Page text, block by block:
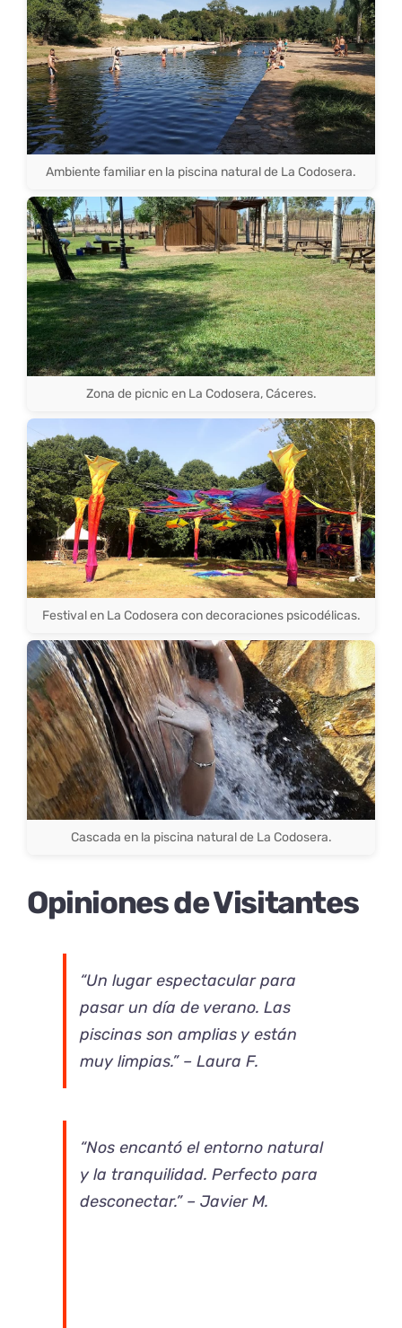
Ambiente familiar en la piscina natural de La Codosera.
Zona de picnic en La Codosera, Cáceres.
Festival en La Codosera con decoraciones psicodélicas.
Cascada en la piscina natural de La Codosera.
Opiniones de Visitantes
“Un lugar espectacular para
pasar un día de verano. Las
piscinas son amplias y están
muy limpias.” – Laura F.
“Nos encantó el entorno natural
y la tranquilidad. Perfecto para
desconectar.” – Javier M.